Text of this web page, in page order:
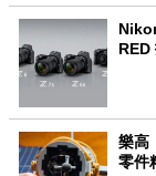
RED
樂高
零件